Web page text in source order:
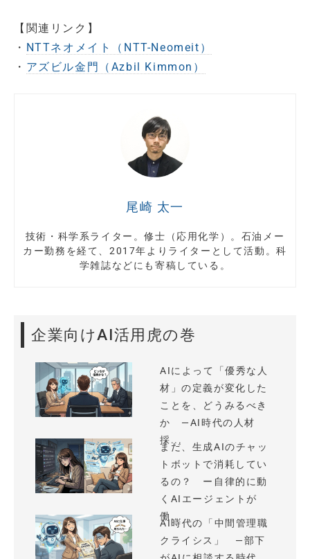
【関連リンク】
・ NTTネオメイト（NTT-Neomeit）
・ アズビル金門（Azbil Kimmon）
尾崎 太一
技術・科学系ライター。修士（応用化学）。石油メー
カー勤務を経て、2017年よりライターとして活動。科
学雑誌などにも寄稿している。
企業向けAI活用虎の巻
AIによって「優秀な人
材」の定義が変化した
ことを、どうみるべき
か —AI時代の人材
採...
まだ、生成AIのチャッ
トボットで消耗してい
るの？ ー自律的に動
くAIエージェントが
働...
AI時代の「中間管理職
クライシス」 —部下